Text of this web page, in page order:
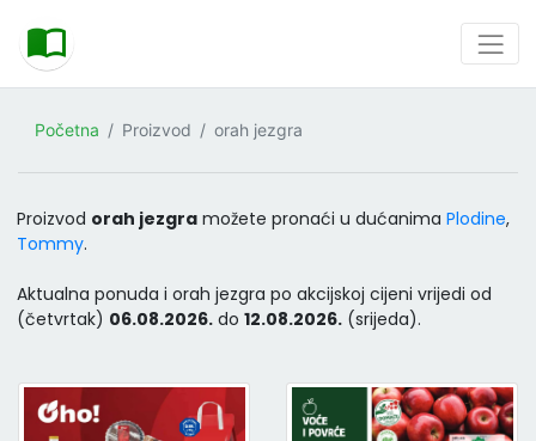
Početna Proizvod orah jezgra
Proizvod orah jezgra možete pronaći u dućanima Plodine,
Tommy.
Aktualna ponuda i orah jezgra po akcijskoj cijeni vrijedi od
(četvrtak) 06.08.2026. do 12.08.2026. (srijeda).